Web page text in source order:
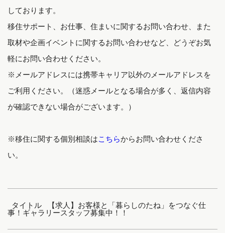
しております。
移住サポート、お仕事、住まいに関するお問い合わせ、また
取材や企画イベントに関するお問い合わせなど、どうぞお気
軽にお問い合わせください。
※メールアドレスには携帯キャリア以外のメールアドレスを
ご利用ください。（迷惑メールとなる場合が多く、返信内容
が確認できない場合がございます。）
※移住に関する個別相談はこちらからお問い合わせくださ
い。
タイトル 【求人】お客様と「暮らしのたね」をつなぐ仕
事！ギャラリースタッフ募集中！！